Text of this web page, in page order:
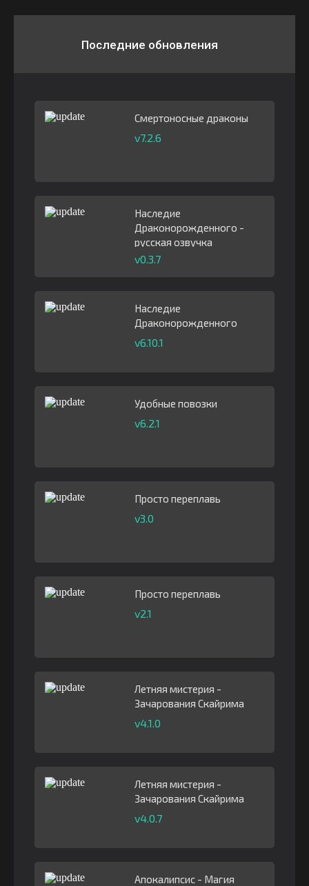
Последние обновления
Смертоносные драконы
v7.2.6
Наследие
Драконорожденного -
русская озвучка
v0.3.7
Наследие
Драконорожденного
v6.10.1
Удобные повозки
v6.2.1
Просто переплавь
v3.0
Просто переплавь
v2.1
Летняя мистерия -
Зачарования Скайрима
v4.1.0
Летняя мистерия -
Зачарования Скайрима
v4.0.7
Апокалипсис - Магия